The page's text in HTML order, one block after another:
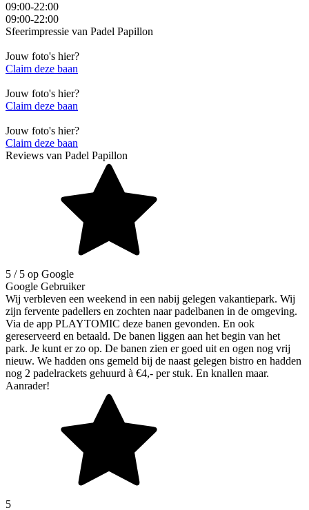
09:00-22:00
09:00-22:00
Sfeerimpressie van Padel Papillon
Jouw foto's hier?
Claim deze baan
Jouw foto's hier?
Claim deze baan
Jouw foto's hier?
Claim deze baan
Reviews van Padel Papillon
5 / 5 op Google
Google Gebruiker
Wij verbleven een weekend in een nabij gelegen vakantiepark. Wij
zijn fervente padellers en zochten naar padelbanen in de omgeving.
Via de app PLAYTOMIC deze banen gevonden. En ook
gereserveerd en betaald. De banen liggen aan het begin van het
park. Je kunt er zo op. De banen zien er goed uit en ogen nog vrij
nieuw. We hadden ons gemeld bij de naast gelegen bistro en hadden
nog 2 padelrackets gehuurd à €4,- per stuk. En knallen maar.
Aanrader!
5